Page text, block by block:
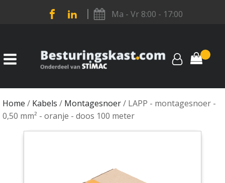
Ma - Vr 8:00 - 17:00
Home / Kabels / Montagesnoer/ LAPP - montagesnoer -
0,50 mm² - oranje - doos 100 meter